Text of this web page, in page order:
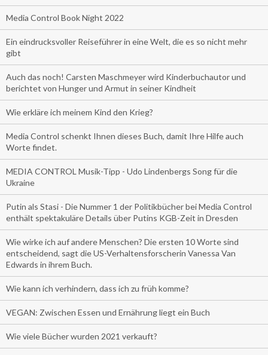
Media Control Book Night 2022
Ein eindrucksvoller Reiseführer in eine Welt, die es so nicht mehr
gibt
Auch das noch! Carsten Maschmeyer wird Kinderbuchautor und
berichtet von Hunger und Armut in seiner Kindheit
Wie erkläre ich meinem Kind den Krieg?
Media Control schenkt Ihnen dieses Buch, damit Ihre Hilfe auch
Worte findet.
MEDIA CONTROL Musik-Tipp - Udo Lindenbergs Song für die
Ukraine
Putin als Stasi - Die Nummer 1 der Politikbücher bei Media Control
enthält spektakuläre Details über Putins KGB-Zeit in Dresden
Wie wirke ich auf andere Menschen? Die ersten 10 Worte sind
entscheidend, sagt die US-Verhaltensforscherin Vanessa Van
Edwards in ihrem Buch.
Wie kann ich verhindern, dass ich zu früh komme?
VEGAN: Zwischen Essen und Ernährung liegt ein Buch
Wie viele Bücher wurden 2021 verkauft?